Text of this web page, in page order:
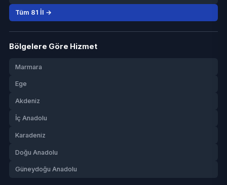
Tüm 81 İl →
Bölgelere Göre Hizmet
Marmara
Ege
Akdeniz
İç Anadolu
Karadeniz
Doğu Anadolu
Güneydoğu Anadolu